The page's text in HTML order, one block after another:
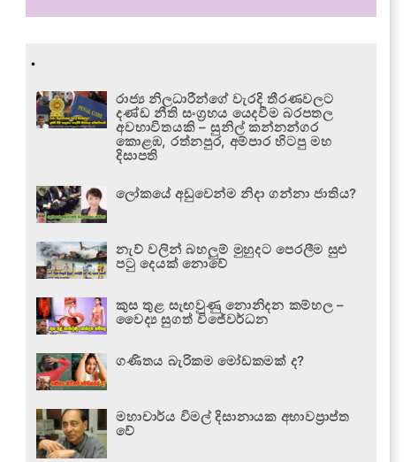
.
රාජ්‍ය නිලධාරීන්ගේ වැරදි තීරණවලට
දණ්ඩ නීති සංග්‍රහය යෙදවීම බරපතල
අවභාවිතයකි – සුනිල් කන්නන්ගර
කොළඹ, රත්නපුර, අම්පාර හිටපු මහ
දිසාපති
ලෝකයේ අඩුවෙන්ම නිදා ගන්නා ජාතිය?
නැව් වලින් බහලුම් මුහුදට පෙරලීම සුළු
පටු දෙයක් නොවේ
කුස තුළ සැඟවුණු නොනිදන කම්හල –
වෛද්‍ය සුගත් විජේවර්ධන
ගණිතය බැරිකම මෝඩකමක් ද?
මහාචාර්ය විමල් දිසානායක අභාවප්‍රාප්ත
වේ